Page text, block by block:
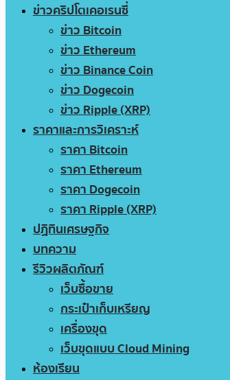
ข่าวคริปโตเคอเรนซี่
ข่าว Bitcoin
ข่าว Ethereum
ข่าว Binance Coin
ข่าว Dogecoin
ข่าว Ripple (XRP)
ราคาและการวิเคราะห์
ราคา Bitcoin
ราคา Ethereum
ราคา Dogecoin
ราคา Ripple (XRP)
ปฏิทินเศรษฐกิจ
บทความ
รีวิวผลิตภัณฑ์
เว็บซื้อขาย
กระเป๋าเก็บเหรียญ
เครื่องขุด
เว็บขุดแบบ Cloud Mining
ห้องเรียน